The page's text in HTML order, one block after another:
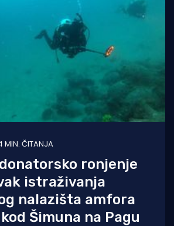
MIN. ČITANJA
ronjenje
istraživanja
nalazišta amfora
Šimuna na Pagu